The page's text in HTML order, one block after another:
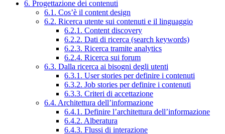
6. Progettazione dei contenuti
6.1. Cos’è il content design
6.2. Ricerca utente sui contenuti e il linguaggio
6.2.1. Content discovery
6.2.2. Dati di ricerca (search keywords)
6.2.3. Ricerca tramite analytics
6.2.4. Ricerca sui forum
6.3. Dalla ricerca ai bisogni degli utenti
6.3.1. User stories per definire i contenuti
6.3.2. Job stories per definire i contenuti
6.3.3. Criteri di accettazione
6.4. Architettura dell’informazione
6.4.1. Definire l’architettura dell’informazione
6.4.2. Alberatura
6.4.3. Flussi di interazione